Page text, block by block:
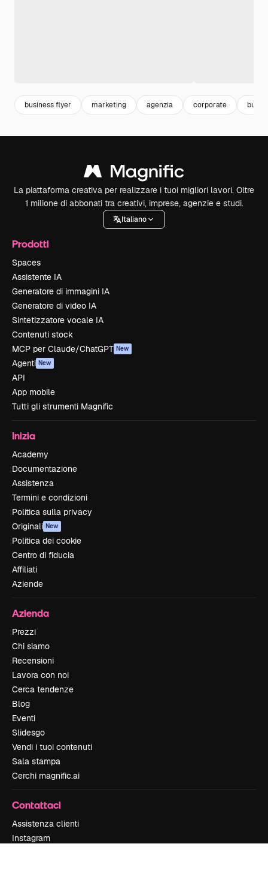
business flyer marketing agenzia corporate
La piattaforma creativa per realizzare i tuoi migliori lavori. Oltre
1 milione di abbonati tra creativi, imprese, agenzie e studi.
Italiano
Prodotti
Spaces
Assistente IA
Generatore di immagini IA
Generatore di video IA
Sintetizzatore vocale IA
Contenuti stock
MCP per Claude/ChatGPT New
Agenti New
API
App mobile
Tutti gli strumenti Magnific
Inizia
Academy
Documentazione
Assistenza
Termini e condizioni
Politica sulla privacy
Originali New
Politica dei cookie
Centro di fiducia
Affiliati
Aziende
Azienda
Prezzi
Chi siamo
Recensioni
Lavora con noi
Cerca tendenze
Blog
Eventi
Slidesgo
Vendi i tuoi contenuti
Sala stampa
Cerchi magnific.ai
Contattaci
Assistenza clienti
Instagram